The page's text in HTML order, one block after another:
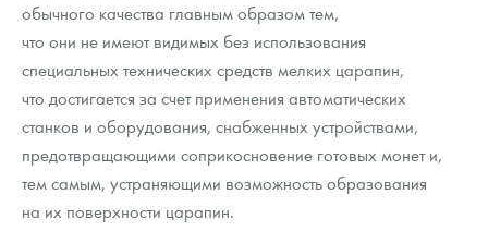
обычного качества главным образом тем,
что они не имеют видимых без использования
специальных технических средств мелких царапин,
что достигается за счет применения автоматических
станков и оборудования, снабженных устройствами,
предотвращающими соприкосновение готовых монет и,
тем самым, устраняющими возможность образования
на их поверхности царапин.